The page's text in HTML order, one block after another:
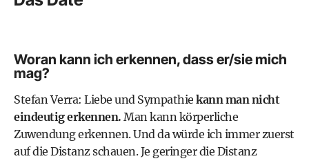
Woran kann ich erkennen, dass er/sie mich
mag?
Stefan Verra: Liebe und Sympathie kann man nicht
eindeutig erkennen. Man kann körperliche
Zuwendung erkennen. Und da würde ich immer zuerst
auf die Distanz schauen. Je geringer die Distanz